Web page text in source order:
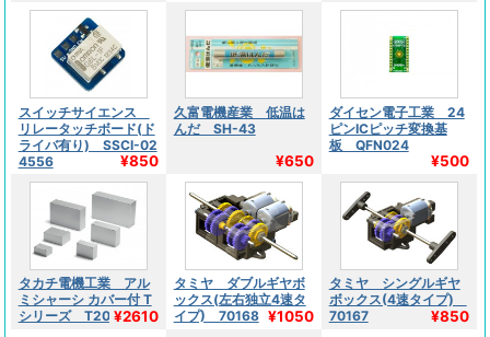
スイッチサイエンス
リレータッチボード(ド
ライバ有り) SSCI-02
4556
¥850
久富電機産業 低温は
んだ SH-43
¥650
ダイセン電子工業 24
ピンICピッチ変換基
板 QFN024
¥500
タカチ電機工業 アル
ミシャーシ カバー付 T
シリーズ T20-6-13
¥2610
タミヤ ダブルギヤボ
ックス(左右独立4速タ
イプ) 70168 ¥1050
タミヤ シングルギヤ
ボックス(4速タイプ)
70167
¥850